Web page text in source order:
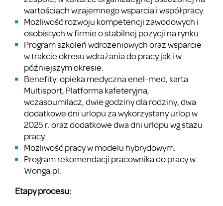
wartościach wzajemnego wsparcia i współpracy.
Możliwość rozwoju kompetencji zawodowych i
osobistych w firmie o stabilnej pozycji na rynku.
Program szkoleń wdrożeniowych oraz wsparcie
w trakcie okresu wdrażania do pracy jak i w
późniejszym okresie.
Benefity: opieka medyczna enel-med, karta
Multisport, Platforma kafeteryjna,
wczasoumilacz, dwie godziny dla rodziny, dwa
dodatkowe dni urlopu za wykorzystany urlop w
2025 r. oraz dodatkowe dwa dni urlopu wg stażu
pracy.
Możliwość pracy w modelu hybrydowym.
Program rekomendacji pracownika do pracy w
Wonga.pl.
Etapy procesu: